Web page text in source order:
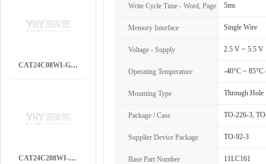
CAT24C08WI-GT3
CAT24C208WI-GT3
Write Cycle Time - Word, Page 5ms
Memory Interface Single Wire
Voltage - Supply 2.5 V ~ 5.5 V
Operating Temperature -40°C ~
Mounting Type Through Hole
Package / Case TO-226-3,
Supplier Device Package TO-92-3
Base Part Number 11LC161